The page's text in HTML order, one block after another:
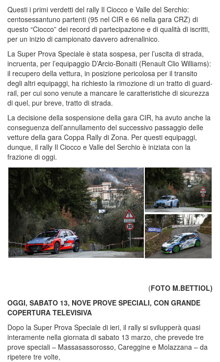
Questi i primi verdetti del rally Il Ciocco e Valle del Serchio:
centosessantuno partenti (95 nel CIR e 66 nella gara CRZ) di
questo “Ciocco” dei record di partecipazione e di qualità di iscritti,
per un inizio di campionato davvero adrenalinico.
La Super Prova Speciale è stata sospesa, per l’uscita di strada,
incruenta, per l’equipaggio D’Arcio-Bonaiti (Renault Clio Williams):
il recupero della vettura, in posizione pericolosa per il transito
degli altri equipaggi, ha richiesto la rimozione di un tratto di guard-
rail, per cui sono venute a mancare le caratteristiche di sicurezza
di quel, pur breve, tratto di strada.
La decisione della sospensione della gara CIR, ha avuto anche la
conseguenza dell’annullamento del successivo passaggio delle
vetture della gara Coppa Rally di Zona. Per questi equipaggi,
dunque, il rally Il Ciocco e Valle del Serchio è iniziata con la
frazione di oggi.
(FOTO M.BETTIOL)
OGGI, SABATO 13, NOVE PROVE SPECIALI, CON GRANDE
COPERTURA TELEVISIVA
Dopo la Super Prova Speciale di ieri, il rally si svilupperà quasi
interamente nella giornata di sabato 13 marzo, che prevede tre
prove speciali – Massasassorosso, Careggine e Molazzana – da
ripetere tre volte,